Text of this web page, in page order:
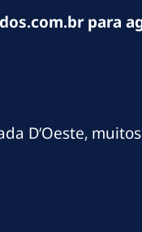
para
D’Oeste,